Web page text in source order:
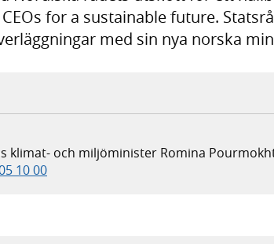
for a sustainable future.
med sin nya norska
klimat- och miljöminister Romina
10 00